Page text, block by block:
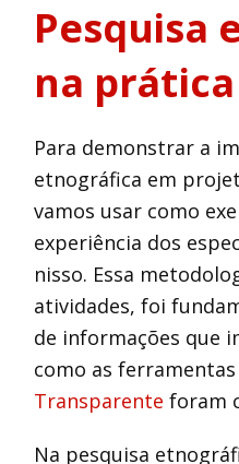
Pesquisa
na prática
Para demonstrar a
etnográfica em
vamos usar como
experiência dos
nisso. Essa
atividades, foi
de informações que
como as
Transparente foram
Na pesquisa